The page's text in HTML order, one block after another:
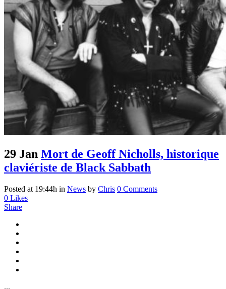
29 Jan Mort de Geoff Nicholls, historique
claviériste de Black Sabbath
Posted at 19:44h in News by Chris 0 Comments
0 Likes
Share
...